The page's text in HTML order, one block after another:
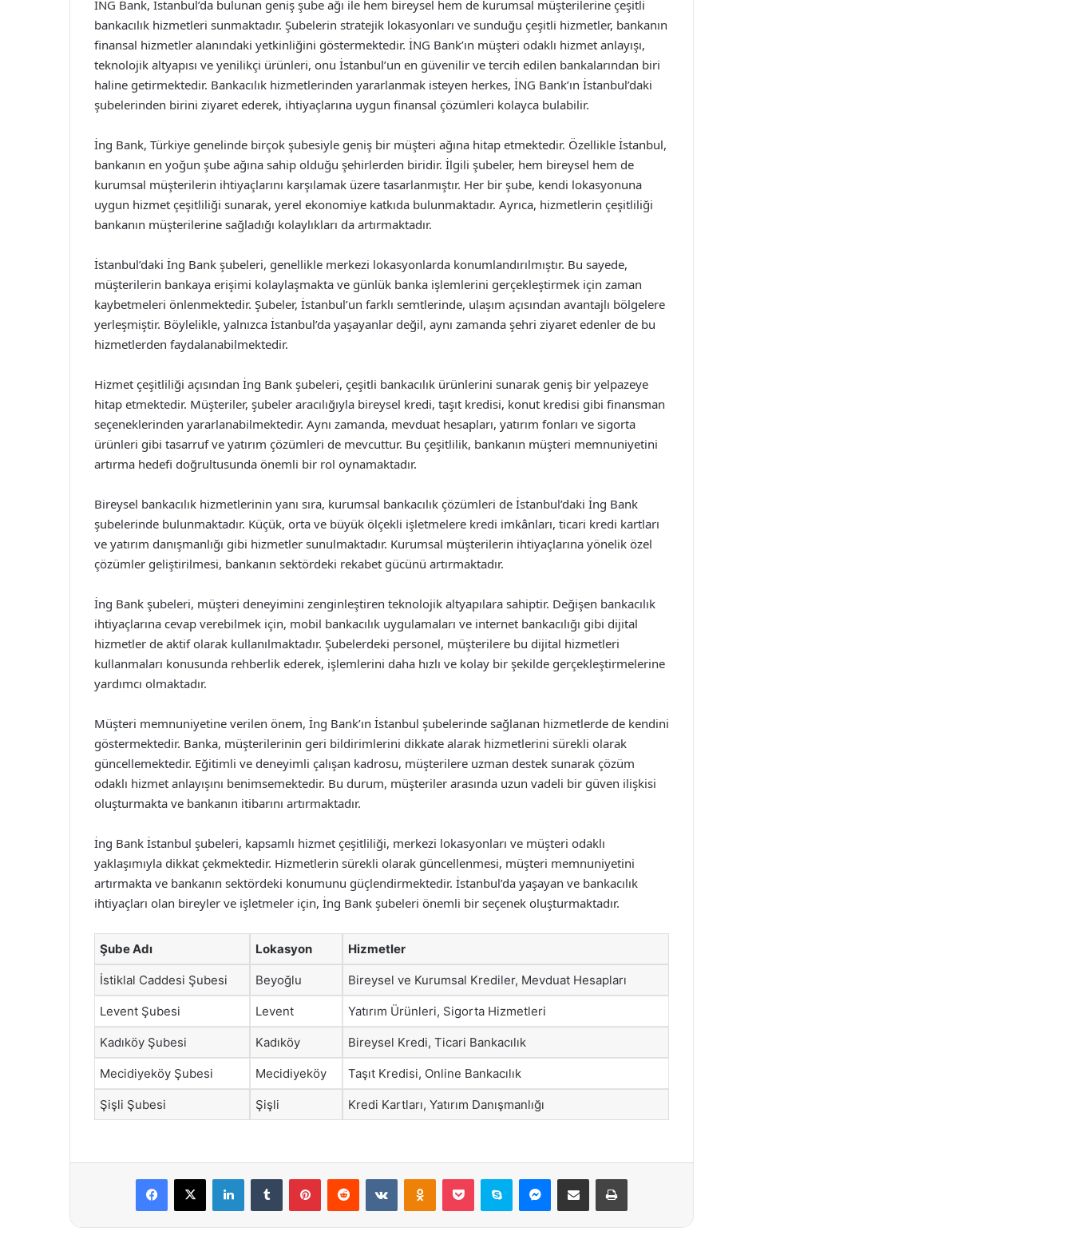
İNG Bank, İstanbul’da bulunan geniş şube ağı ile hem bireysel hem de kurumsal müşterilerine çeşitli
bankacılık hizmetleri sunmaktadır. Şubelerin stratejik lokasyonları ve sunduğu çeşitli hizmetler, bankanın
finansal hizmetler alanındaki yetkinliğini göstermektedir. İNG Bank’ın müşteri odaklı hizmet anlayışı,
teknolojik altyapısı ve yenilikçi ürünleri, onu İstanbul’un en güvenilir ve tercih edilen bankalarından biri
haline getirmektedir. Bankacılık hizmetlerinden yararlanmak isteyen herkes, İNG Bank’ın İstanbul’daki
şubelerinden birini ziyaret ederek, ihtiyaçlarına uygun finansal çözümleri kolayca bulabilir.
İng Bank, Türkiye genelinde birçok şubesiyle geniş bir müşteri ağına hitap etmektedir. Özellikle İstanbul,
bankanın en yoğun şube ağına sahip olduğu şehirlerden biridir. İlgili şubeler, hem bireysel hem de
kurumsal müşterilerin ihtiyaçlarını karşılamak üzere tasarlanmıştır. Her bir şube, kendi lokasyonuna
uygun hizmet çeşitliliği sunarak, yerel ekonomiye katkıda bulunmaktadır. Ayrıca, hizmetlerin çeşitliliği
bankanın müşterilerine sağladığı kolaylıkları da artırmaktadır.
İstanbul’daki İng Bank şubeleri, genellikle merkezi lokasyonlarda konumlandırılmıştır. Bu sayede,
müşterilerin bankaya erişimi kolaylaşmakta ve günlük banka işlemlerini gerçekleştirmek için zaman
kaybetmeleri önlenmektedir. Şubeler, İstanbul’un farklı semtlerinde, ulaşım açısından avantajlı bölgelere
yerleşmiştir. Böylelikle, yalnızca İstanbul’da yaşayanlar değil, aynı zamanda şehri ziyaret edenler de bu
hizmetlerden faydalanabilmektedir.
Hizmet çeşitliliği açısından İng Bank şubeleri, çeşitli bankacılık ürünlerini sunarak geniş bir yelpazeye
hitap etmektedir. Müşteriler, şubeler aracılığıyla bireysel kredi, taşıt kredisi, konut kredisi gibi finansman
seçeneklerinden yararlanabilmektedir. Aynı zamanda, mevduat hesapları, yatırım fonları ve sigorta
ürünleri gibi tasarruf ve yatırım çözümleri de mevcuttur. Bu çeşitlilik, bankanın müşteri memnuniyetini
artırma hedefi doğrultusunda önemli bir rol oynamaktadır.
Bireysel bankacılık hizmetlerinin yanı sıra, kurumsal bankacılık çözümleri de İstanbul’daki İng Bank
şubelerinde bulunmaktadır. Küçük, orta ve büyük ölçekli işletmelere kredi imkânları, ticari kredi kartları
ve yatırım danışmanlığı gibi hizmetler sunulmaktadır. Kurumsal müşterilerin ihtiyaçlarına yönelik özel
çözümler geliştirilmesi, bankanın sektördeki rekabet gücünü artırmaktadır.
İng Bank şubeleri, müşteri deneyimini zenginleştiren teknolojik altyapılara sahiptir. Değişen bankacılık
ihtiyaçlarına cevap verebilmek için, mobil bankacılık uygulamaları ve internet bankacılığı gibi dijital
hizmetler de aktif olarak kullanılmaktadır. Şubelerdeki personel, müşterilere bu dijital hizmetleri
kullanmaları konusunda rehberlik ederek, işlemlerini daha hızlı ve kolay bir şekilde gerçekleştirmelerine
yardımcı olmaktadır.
Müşteri memnuniyetine verilen önem, İng Bank’ın İstanbul şubelerinde sağlanan hizmetlerde de kendini
göstermektedir. Banka, müşterilerinin geri bildirimlerini dikkate alarak hizmetlerini sürekli olarak
güncellemektedir. Eğitimli ve deneyimli çalışan kadrosu, müşterilere uzman destek sunarak çözüm
odaklı hizmet anlayışını benimsemektedir. Bu durum, müşteriler arasında uzun vadeli bir güven ilişkisi
oluşturmakta ve bankanın itibarını artırmaktadır.
İng Bank İstanbul şubeleri, kapsamlı hizmet çeşitliliği, merkezi lokasyonları ve müşteri odaklı
yaklaşımıyla dikkat çekmektedir. Hizmetlerin sürekli olarak güncellenmesi, müşteri memnuniyetini
artırmakta ve bankanın sektördeki konumunu güçlendirmektedir. İstanbul’da yaşayan ve bankacılık
ihtiyaçları olan bireyler ve işletmeler için, İng Bank şubeleri önemli bir seçenek oluşturmaktadır.
Şube Adı Lokasyon Hizmetler
İstiklal Caddesi Şubesi Beyoğlu Bireysel ve Kurumsal Krediler, Mevduat Hesapları
Levent Şubesi Levent Yatırım Ürünleri, Sigorta Hizmetleri
Kadıköy Şubesi Kadıköy Bireysel Kredi, Ticari Bankacılık
Mecidiyeköy Şubesi Mecidiyeköy Taşıt Kredisi, Online Bankacılık
Şişli Şubesi Şişli Kredi Kartları, Yatırım Danışmanlığı
Facebook
X LinkedInTumblr PinterestReddit VKontakteOdnoklassniki
Pocket Skype Messenger
E-Posta ile paylaş Yazdır